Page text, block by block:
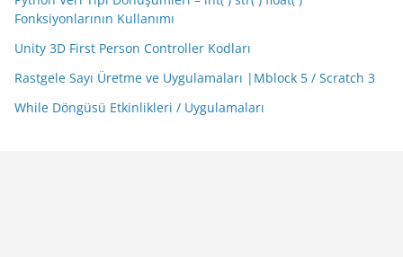
Fonksiyonlarının Kullanımı
Unity 3D First Person Controller Kodları
Rastgele Sayı Üretme ve Uygulamaları |Mblock 5 / Scratch 3
While Döngüsü Etkinlikleri / Uygulamaları